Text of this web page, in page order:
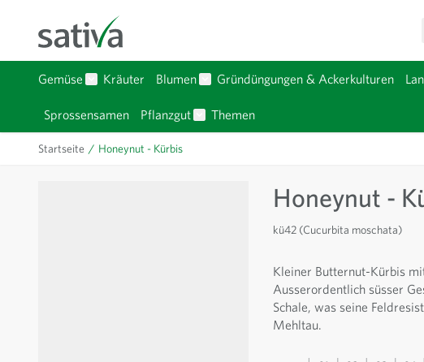
Gemüse
Kräuter
Blumen
Gründüngungen & Ackerkulturen
Sprossensamen
Pflanzgut
Themen
Startseite / Honeynut - Kürbis
Honeynut -
kü42 (Cucurbita moschata)
Kleiner Butternut-Kürbis
Ausserordentlich süsser
Schale, was seine
Mehltau.